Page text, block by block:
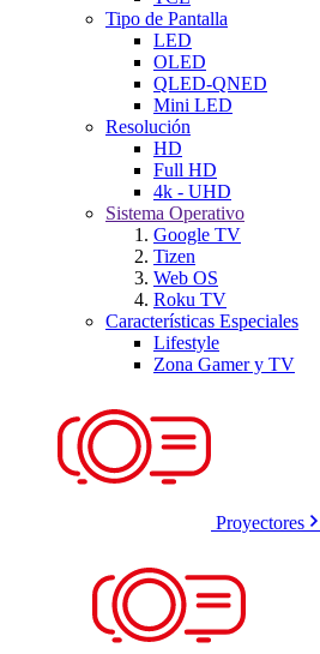
Tipo de Pantalla
LED
OLED
QLED-QNED
Mini LED
Resolución
HD
Full HD
4k - UHD
Sistema Operativo
Google TV
Tizen
Web OS
Roku TV
Características Especiales
Lifestyle
Zona Gamer y TV
Proyectores